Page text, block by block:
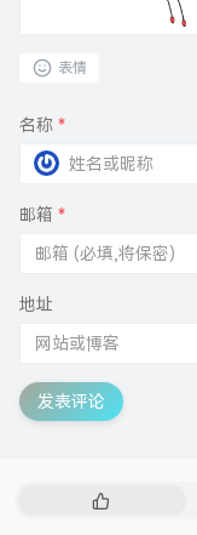
表情
名称 *
邮箱 *
地址
发表评论
热